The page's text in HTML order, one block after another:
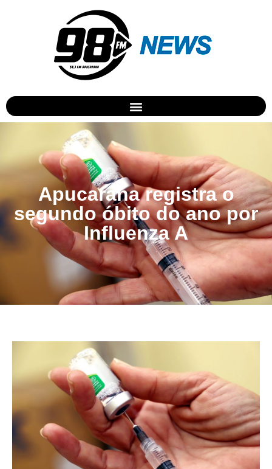
Apucarana registra o
segundo óbito do ano por
Influenza A